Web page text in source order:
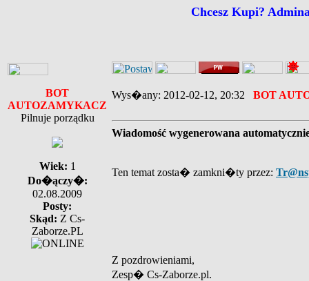
Chcesz Kupi?
BOT
AUTOZAMYKACZ
Pilnuje porządku
Wiek: 1
Do�ączy�:
02.08.2009
Posty:
Skąd: Z Cs-
Zaborze.PL
Wys�any: 2012-02-12, 20:32 BOT
Wiadomość wygenerowana
Ten temat zosta� zamkni�ty przez:
Z pozdrowieniami,
Zesp� Cs-Zaborze.pl.